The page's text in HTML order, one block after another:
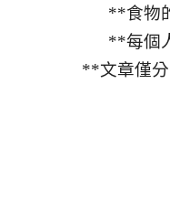
**食物
**每個
**文章僅